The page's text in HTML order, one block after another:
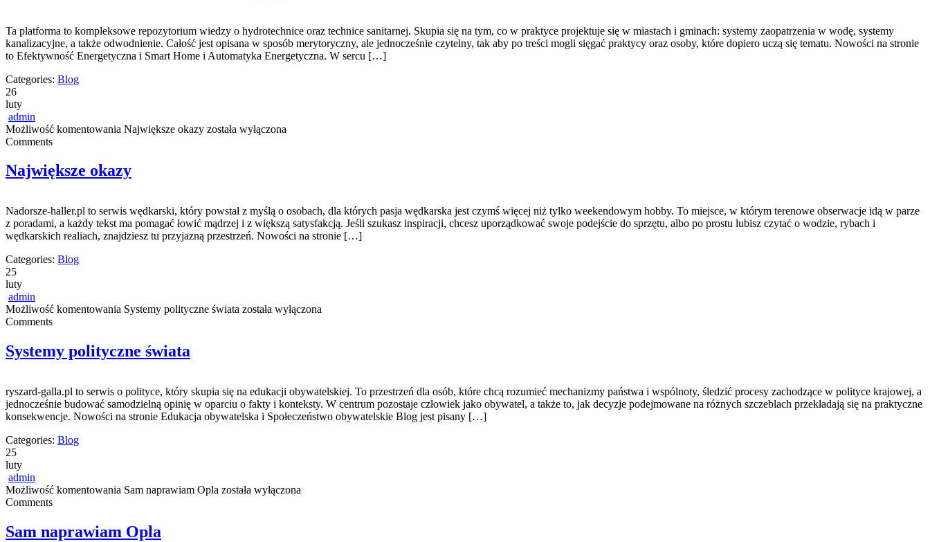
Ta platforma to kompleksowe repozytorium wiedzy o hydrotechnice oraz technice sanitarnej. Skupia się na tym, co w praktyce projektuje się w miastach i gminach: systemy zaopatrzenia w wodę, systemy
kanalizacyjne, a także odwodnienie. Całość jest opisana w sposób merytoryczny, ale jednocześnie czytelny, tak aby po treści mogli sięgać praktycy oraz osoby, które dopiero uczą się tematu. Nowości na stronie
to Efektywność Energetyczna i Smart Home i Automatyka Energetyczna. W sercu […]
Categories: Blog
26
luty
admin
Możliwość komentowania Największe okazy została wyłączona
Comments
Największe okazy
Nadorsze-haller.pl to serwis wędkarski, który powstał z myślą o osobach, dla których pasja wędkarska jest czymś więcej niż tylko weekendowym hobby. To miejsce, w którym terenowe obserwacje idą w parze
z poradami, a każdy tekst ma pomagać łowić mądrzej i z większą satysfakcją. Jeśli szukasz inspiracji, chcesz uporządkować swoje podejście do sprzętu, albo po prostu lubisz czytać o wodzie, rybach i
wędkarskich realiach, znajdziesz tu przyjazną przestrzeń. Nowości na stronie […]
Categories: Blog
25
luty
admin
Możliwość komentowania Systemy polityczne świata została wyłączona
Comments
Systemy polityczne świata
ryszard-galla.pl to serwis o polityce, który skupia się na edukacji obywatelskiej. To przestrzeń dla osób, które chcą rozumieć mechanizmy państwa i wspólnoty, śledzić procesy zachodzące w polityce krajowej, a
jednocześnie budować samodzielną opinię w oparciu o fakty i konteksty. W centrum pozostaje człowiek jako obywatel, a także to, jak decyzje podejmowane na różnych szczeblach przekładają się na praktyczne
konsekwencje. Nowości na stronie Edukacja obywatelska i Społeczeństwo obywatelskie Blog jest pisany […]
Categories: Blog
25
luty
admin
Możliwość komentowania Sam naprawiam Opla została wyłączona
Comments
Sam naprawiam Opla